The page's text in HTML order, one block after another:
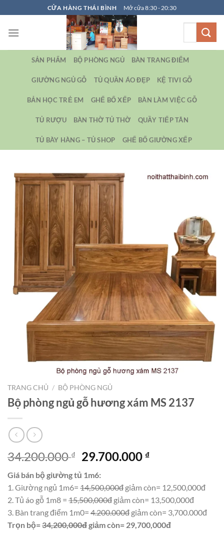
qua
nội
CỬA HÀNG THÁI BÌNH Mở cửa 8:30 - 20:30
SẢN PHẨM BỘ PHÒNG NGỦ BÀN TRANG ĐIỂM
GIƯỜNG NGỦ GỖ TỦ QUẦN ÁO ĐẸP KỆ TIVI GỖ
BẢN HỌC TRẺ EM GHẾ BỐ XẾP BÀN LÀM VIỆC GỖ
TỦ RƯỢU BÀN THỜ TỦ THỜ QUẦY TIẾP TÂN
TỦ BÀY HÀNG – TỦ SHOP GHẾ BỐ GIƯỜNG XẾP
TRANG CHỦ / BỘ PHÒNG NGỦ
Bộ phòng ngủ gỗ hương xám MS 2137
34.200.000₫
Giá
là:
34.200.000 ₫.
29.700.000 ₫Giá
là:
29.700.000 ₫.
Giá bán bộ giường tủ 1m6:
1. Giường ngủ 1m6= 14,500,000đ giảm còn= 12,500,000đ
2. Tủ áo gỗ 1m8 = 15,500,000đ giảm còn= 13,500,000đ
3. Bàn trang điểm 1m0= 4.200.000đ giảm còn= 3,700.000đ
Trọn bộ=34,200,000đgiảm còn= 29,700,000đ